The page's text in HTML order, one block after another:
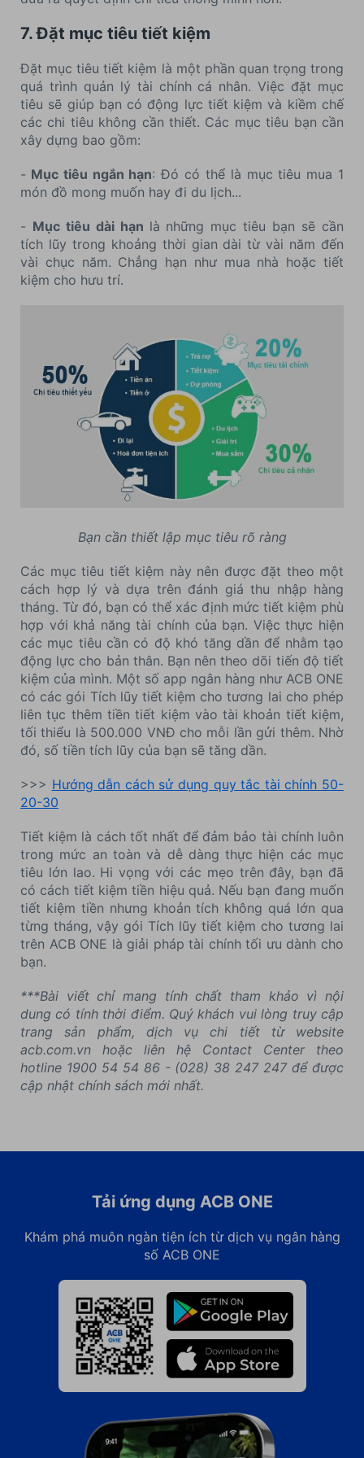
7. Đặt mục tiêu tiết kiệm
Đặt mục tiêu tiết kiệm là một phần quan trọng trong
quá trình quản lý tài chính cá nhân. Việc đặt mục
tiêu sẽ giúp bạn có động lực tiết kiệm và kiềm chế
các chi tiêu không cần thiết. Các mục tiêu bạn cần
xây dựng bao gồm:
- Mục tiêu ngắn hạn: Đó có thể là mục tiêu mua 1
món đồ mong muốn hay đi du lịch...
- Mục tiêu dài hạn là những mục tiêu bạn sẽ cần
tích lũy trong khoảng thời gian dài từ vài năm đến
vài chục năm. Chẳng hạn như mua nhà hoặc tiết
kiệm cho hưu trí.
Bạn cần thiết lập mục tiêu rõ ràng
Các mục tiêu tiết kiệm này nên được đặt theo một
cách hợp lý và dựa trên đánh giá thu nhập hàng
tháng. Từ đó, bạn có thể xác định mức tiết kiệm phù
hợp với khả năng tài chính của bạn. Việc thực hiện
các mục tiêu cần có độ khó tăng dần để nhằm tạo
động lực cho bản thân. Bạn nên theo dõi tiến độ tiết
kiệm của mình. Một số app ngân hàng như ACB ONE
có các gói Tích lũy tiết kiệm cho tương lai cho phép
liên tục thêm tiền tiết kiệm vào tài khoản tiết kiệm,
tối thiểu là 500.000 VNĐ cho mỗi lần gửi thêm. Nhờ
đó, số tiền tích lũy của bạn sẽ tăng dần.
>>> Hướng dẫn cách sử dụng quy tắc tài chính 50-
20-30
Tiết kiệm là cách tốt nhất để đảm bảo tài chính luôn
trong mức an toàn và dễ dàng thực hiện các mục
tiêu lớn lao. Hi vọng với các mẹo trên đây, bạn đã
có cách tiết kiệm tiền hiệu quả. Nếu bạn đang muốn
tiết kiệm tiền nhưng khoản tích không quá lớn qua
từng tháng, vậy gói Tích lũy tiết kiệm cho tương lai
trên ACB ONE là giải pháp tài chính tối ưu dành cho
bạn.
***Bài viết chỉ mang tính chất tham khảo vì nội
dung có tính thời điểm. Quý khách vui lòng truy cập
trang sản phẩm, dịch vụ chi tiết từ website
acb.com.vn hoặc liên hệ Contact Center theo
hotline 1900 54 54 86 - (028) 38 247 247 để được
cập nhật chính sách mới nhất.
Tải ứng dụng ACB ONE
Khám phá muôn ngàn tiện ích từ dịch vụ ngân hàng
số ACB ONE